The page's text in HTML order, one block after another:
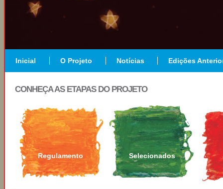
Inicial O Projeto Notícias Edições
CONHEÇA AS ETAPAS DO PROJETO
Regulamento Selecionados